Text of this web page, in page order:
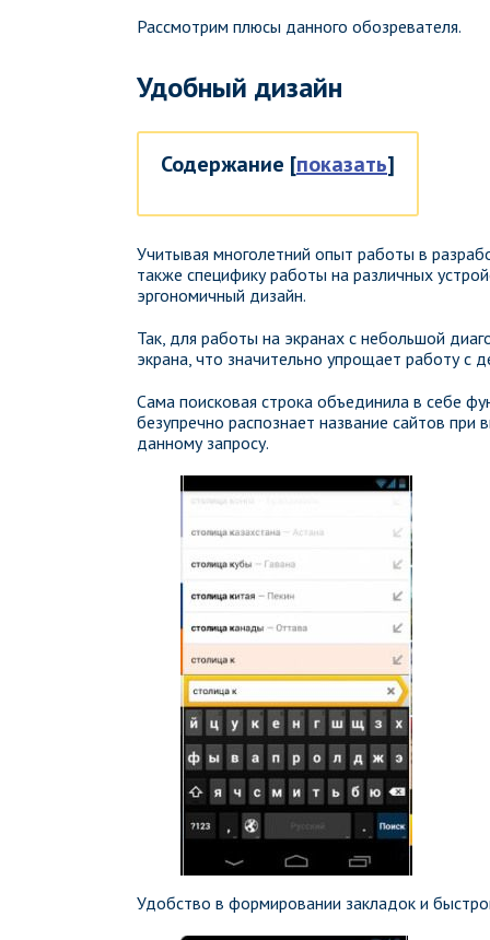
Рассмотрим плюсы данного обозревателя.
Удобный дизайн
Содержание [показать]
Учитывая многолетний опыт работы в
также специфику работы на различных
эргономичный дизайн.
Так, для работы на экранах с небольшой
экрана, что значительно упрощает работу с
Сама поисковая строка объединила в себе
безупречно распознает название сайтов
данному запросу.
Удобство в формировании закладок и